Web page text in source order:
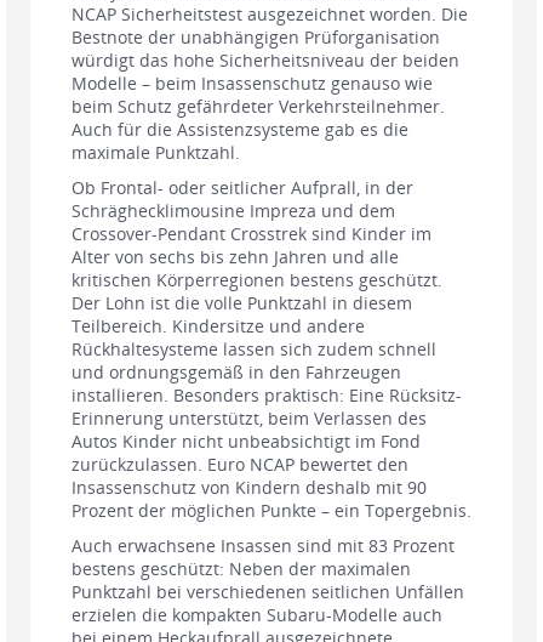
NCAP Sicherheitstest ausgezeichnet worden. Die
Bestnote der unabhängigen Prüforganisation
würdigt das hohe Sicherheitsniveau der beiden
Modelle – beim Insassenschutz genauso wie
beim Schutz gefährdeter Verkehrsteilnehmer.
Auch für die Assistenzsysteme gab es die
maximale Punktzahl.
Ob Frontal- oder seitlicher Aufprall, in der
Schräghecklimousine Impreza und dem
Crossover-Pendant Crosstrek sind Kinder im
Alter von sechs bis zehn Jahren und alle
kritischen Körperregionen bestens geschützt.
Der Lohn ist die volle Punktzahl in diesem
Teilbereich. Kindersitze und andere
Rückhaltesysteme lassen sich zudem schnell
und ordnungsgemäß in den Fahrzeugen
installieren. Besonders praktisch: Eine Rücksitz-
Erinnerung unterstützt, beim Verlassen des
Autos Kinder nicht unbeabsichtigt im Fond
zurückzulassen. Euro NCAP bewertet den
Insassenschutz von Kindern deshalb mit 90
Prozent der möglichen Punkte – ein Topergebnis.
Auch erwachsene Insassen sind mit 83 Prozent
bestens geschützt: Neben der maximalen
Punktzahl bei verschiedenen seitlichen Unfällen
erzielen die kompakten Subaru-Modelle auch